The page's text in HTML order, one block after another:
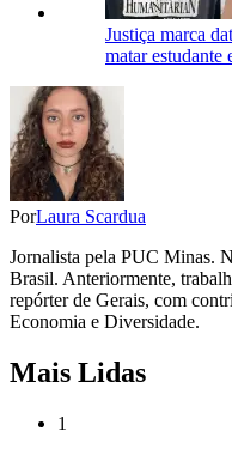
Justiça marca
matar estudante
PorLaura Scardua
Jornalista pela PUC Minas.
Brasil. Anteriormente,
repórter de Gerais, com
Economia e Diversidade.
Mais Lidas
1